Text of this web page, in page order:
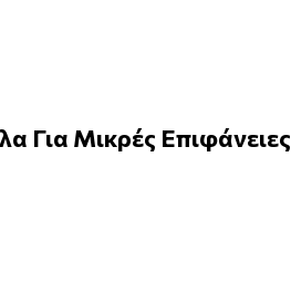
Για Μικρές Επιφάνειες